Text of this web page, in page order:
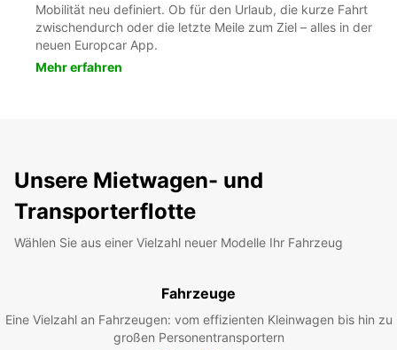
Mobilität neu definiert. Ob für den Urlaub, die kurze Fahrt
zwischendurch oder die letzte Meile zum Ziel – alles in der
neuen Europcar App.
Mehr erfahren
Unsere Mietwagen- und
Transporterflotte
Wählen Sie aus einer Vielzahl neuer Modelle Ihr Fahrzeug
Fahrzeuge
Eine Vielzahl an Fahrzeugen: vom effizienten Kleinwagen bis hin zu
großen Personentransportern